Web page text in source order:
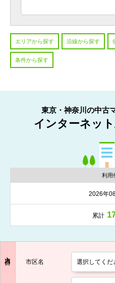
エリアから探す 沿線から探す
条件から探す
東京・神奈川の中古
インターネッ
利用
2026年
累計
市区名